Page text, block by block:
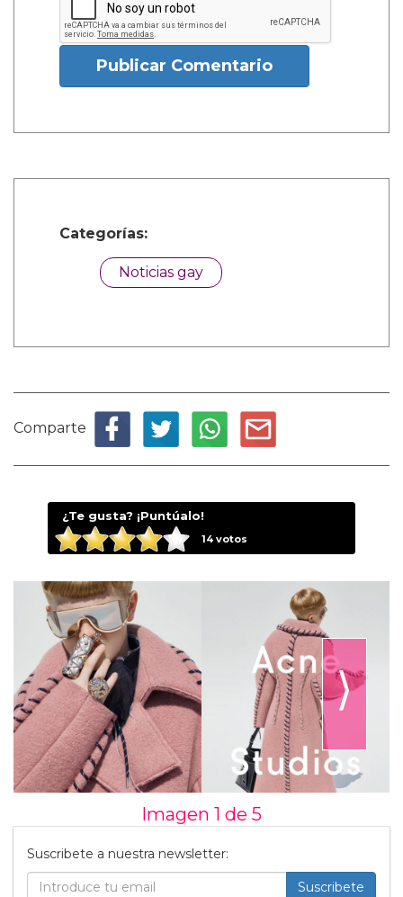
Publicar Comentario
Categorías:
Noticias gay
Comparte
¿Te gusta? ¡Puntúalo!
14votos
⟩
Imagen 1 de 5
Suscribete a nuestra newsletter:
Suscribete